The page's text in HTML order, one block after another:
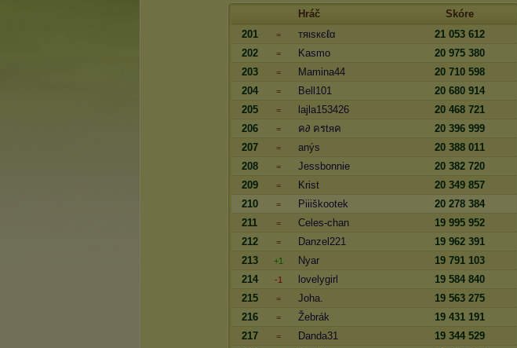
Hráč
Skóre
201
= тяιѕкєℓα
21 053 612
202
= Kasmo
20 975 380
203
= Mamina44
20 710 598
204
= Bell101
20 680 914
205
= lajla153426
20 468 721
206
= ค∂ ครtяค
20 396 999
207
= anýs
20 388 011
208
= Jessbonnie
20 382 720
209
= Krist
20 349 857
210
= Piiiškootek
20 278 384
211
= Celes-chan
19 995 952
212
= Danzel221
19 962 391
213
+1 Nyar
19 791 103
214
-1 lovelygirl
19 584 840
215
= Joha.
19 563 275
216
= Žebrák
19 431 191
217
= Danda31
19 344 529